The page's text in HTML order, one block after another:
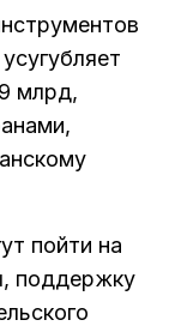
млрд,
пойти на
поддержку